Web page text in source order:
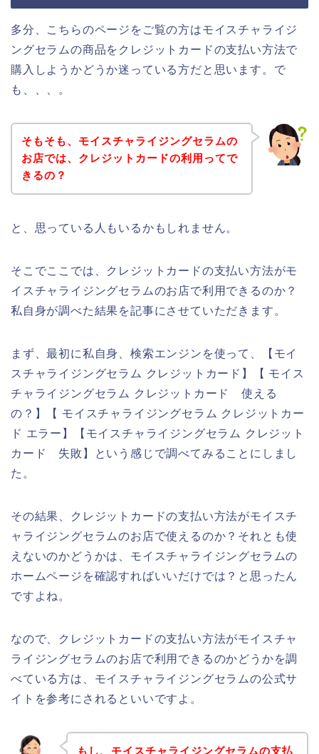
多分、こちらのページをご覧の方はモイスチャライジ
ングセラムの商品をクレジットカードの支払い方法で
購入しようかどうか迷っている方だと思います。で
も、、、。
そもそも、モイスチャライジングセラムの
お店では、クレジットカードの利用ってで
きるの？
と、思っている人もいるかもしれません。
そこでここでは、クレジットカードの支払い方法がモ
イスチャライジングセラムのお店で利用できるのか？
私自身が調べた結果を記事にさせていただきます。
まず、最初に私自身、検索エンジンを使って、【モイ
スチャライジングセラム クレジットカード】【 モイス
チャライジングセラム クレジットカード 使える
の？】【 モイスチャライジングセラム クレジットカー
ド エラー】【モイスチャライジングセラム クレジット
カード 失敗】という感じで調べてみることにしまし
た。
その結果、クレジットカードの支払い方法がモイスチ
ャライジングセラムのお店で使えるのか？それとも使
えないのかどうかは、モイスチャライジングセラムの
ホームページを確認すればいいだけでは？と思ったん
ですよね。
なので、クレジットカードの支払い方法がモイスチャ
ライジングセラムのお店で利用できるのかどうかを調
べている方は、モイスチャライジングセラムの公式サ
イトを参考にされるといいですよ。
もし、モイスチャライジングセラムの支払